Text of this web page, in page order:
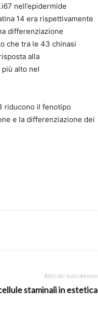
nell’epidermide
14 era rispettivamente
differenziazione
che tra le 43 chinasi
alla
alto nel
riducono il fenotipo
e la differenziazione dei
Articolo successivo
staminali in estetica